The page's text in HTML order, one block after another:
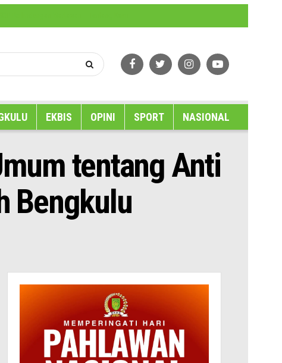
EKBIS OPINI SPORT NASIONAL
tentang Anti
Bengkulu